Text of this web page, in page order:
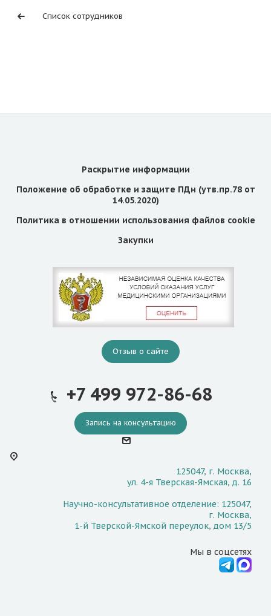
Список сотрудников
Раскрытие информации
Положение об обработке и защите ПДн (утв.пр.78 от
14.05.2020)
Политика в отношении использования файлов cookie
Закупки
Отзыв о сайте
+7 499 972-86-68
Запись на консультацию
125047, г. Москва,
ул. 4-я Тверская-Ямская, д. 16
Научно-консультативное отделение: 125047,
г. Москва,
1-й Тверской-Ямской переулок, дом 13/5
Мы в соцсетях